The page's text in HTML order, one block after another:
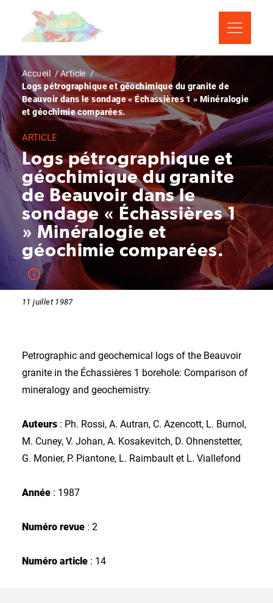
contenu
Fil
d'Ariane
Accueil
Article
Logs pétrographique et géochimique du granite de
Beauvoir dans le sondage « Échassières 1 » Minéralogie
et géochimie comparées.
ARTICLE
Logs pétrographique et
géochimique du granite
de Beauvoir dans le
sondage « Échassières 1
» Minéralogie et
géochimie comparées.
11 juillet 1987
Petrographic and geochemical logs of the Beauvoir
granite in the Échassières 1 borehole: Comparison of
mineralogy and geochemistry.
Auteurs : Ph. Rossi, A. Autran, C. Azencott, L. Burnol,
M. Cuney, V. Johan, A. Kosakevitch, D. Ohnenstetter,
G. Monier, P. Piantone, L. Raimbault et L. Viallefond
Année : 1987
Numéro revue : 2
Numéro article : 14